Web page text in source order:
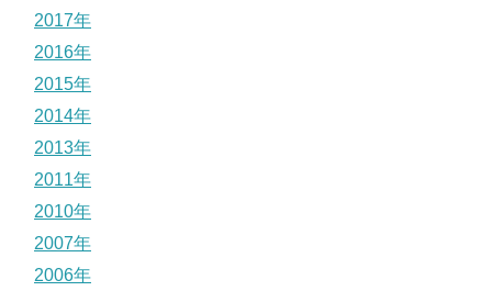
2017年
2016年
2015年
2014年
2013年
2011年
2010年
2007年
2006年